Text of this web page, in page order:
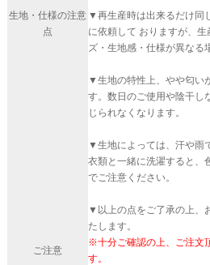
生地・仕様の注意
点
▼再生産時は出来るだけ同
に依頼して おりますが、
ズ・生地感・仕様が異なる
▼生地の特性上、やや匂い
す。数日のご使用や陰干し
じられなくなります。
▼生地によっては、汗や雨
衣類と一緒に洗濯すると、
でご注意ください。
▼以上の点をご了承の上、
たします。
ご注意
※十分ご確認の上、ご注文
す。